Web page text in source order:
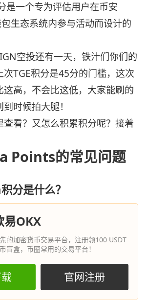
是一个专为评估用户在币安
生态系统内参与活动而设计的
空投还有一天，铁汁们你们的
TGE积分是45分的门槛，这次
这高，不会比这低，大家能刷的
时候拍大腿！
查看？又怎么积累积分呢？接着
Points的常见问题
分是什么？
易OKX
的加密货币交易平台，注册领100 USDT
盲盒，币圈常用的交易平台！
官网注册